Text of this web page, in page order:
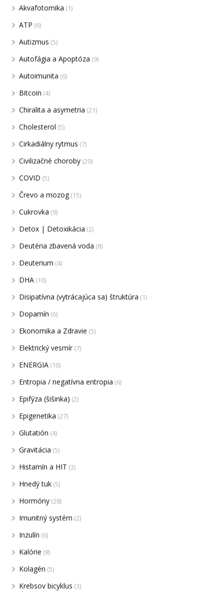
Akvafotomika (1)
ATP (6)
Autizmus (5)
Autofágia a Apoptóza (9)
Autoimunita (6)
Bitcoin (4)
Chiralita a asymetria (21)
Cholesterol (5)
Cirkadiálny rytmus (7)
Civilizačné choroby (20)
COVID (5)
Črevo a mozog (15)
Cukrovka (9)
Detox | Detoxikácia (2)
Deutéria zbavená voda (8)
Deuterium (4)
DHA (10)
Disipatívna (vytrácajúca sa) štruktúra (1)
Dopamín (6)
Ekonomika a Zdravie (5)
Elektrický vesmír (7)
ENERGIA (10)
Entropia / negatívna entropia (6)
Epifýza (šišinka) (2)
Epigenetika (27)
Glutatión (4)
Gravitácia (5)
Histamín a HIT (3)
Hnedý tuk (5)
Hormóny (28)
Imunitný systém (2)
Inzulín (6)
Kalórie (8)
Kolagén (5)
Krebsov bicyklus (3)